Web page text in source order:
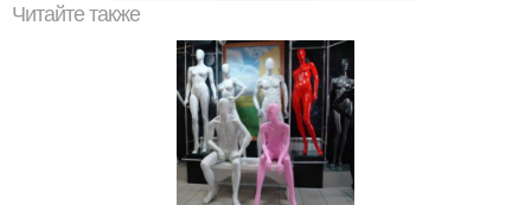
Читайте также